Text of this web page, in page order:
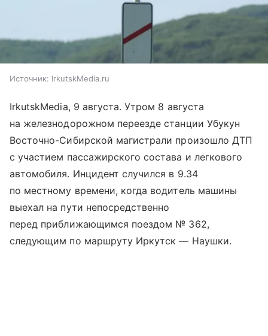
Источник: IrkutskMedia.ru
IrkutskMedia, 9 августа. Утром 8 августа
на железнодорожном переезде станции Убукун
Восточно-Сибирской магистрали произошло ДТП
с участием пассажирского состава и легкового
автомобиля. Инцидент случился в 9.34
по местному времени, когда водитель машины
выехал на пути непосредственно
перед приближающимся поездом № 362,
следующим по маршруту Иркутск — Наушки.